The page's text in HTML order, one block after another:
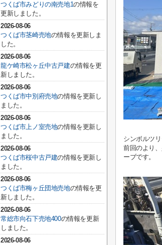
シンボルツ
前回のより
ーブです。
つくば市みどりの南売地1の情報を
更新しました。
2026-08-06
つくば市茎崎売地の情報を更新しま
した。
2026-08-06
龍ケ崎市松ヶ丘中古戸建の情報を更
新しました。
2026-08-06
つくば市中別府売地の情報を更新し
ました。
2026-08-06
つくば市上ノ室売地の情報を更新し
ました。
2026-08-06
つくば市桜中古戸建の情報を更新し
ました。
2026-08-06
つくば市梅ヶ丘団地売地の情報を更
新しました。
2026-08-06
常総市向石下売地400の情報を更新
しました。
2026-08-06